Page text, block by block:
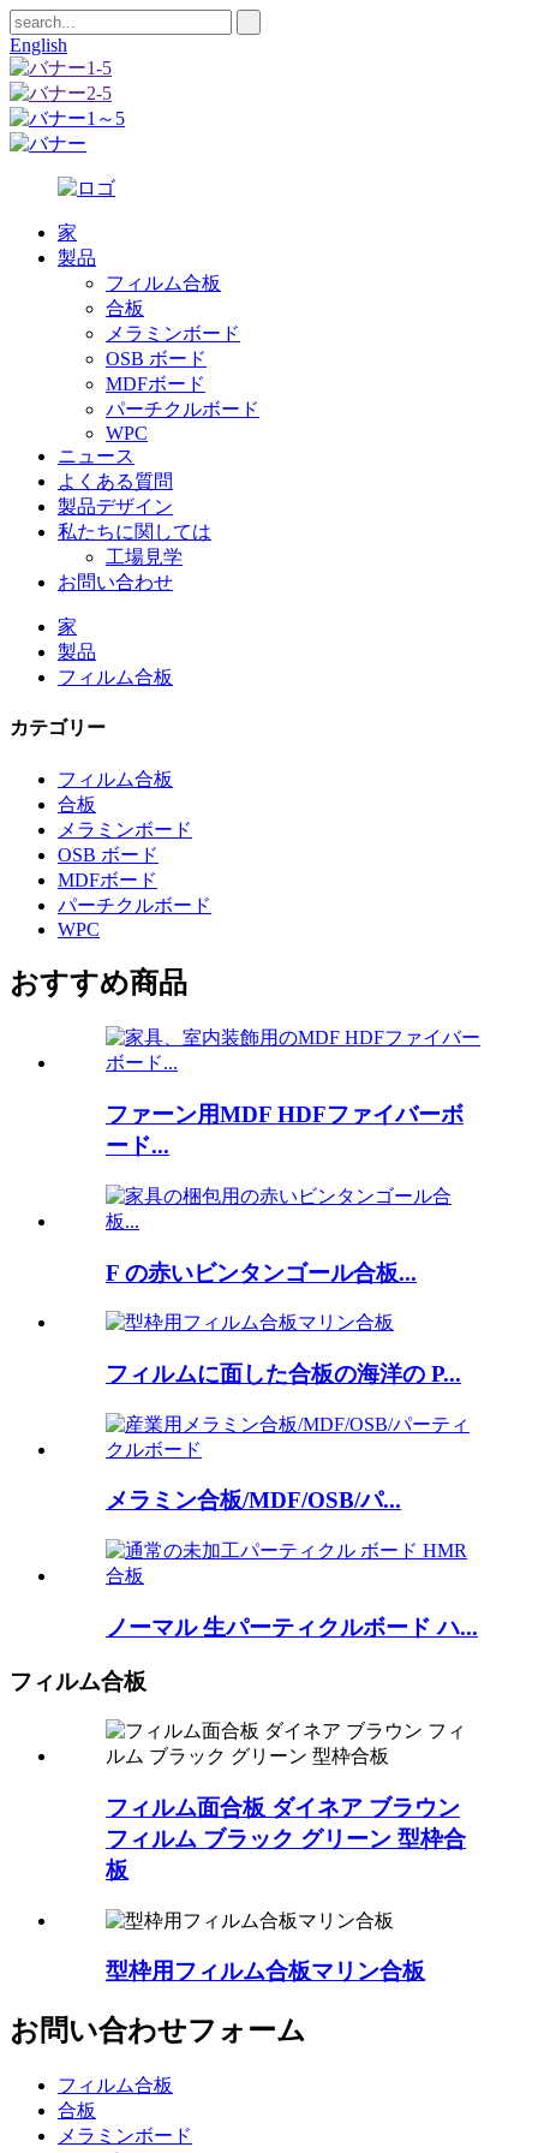
English
家
製品
フィルム合板
合板
メラミンボード
OSB ボード
MDFボード
パーチクルボード
WPC
ニュース
よくある質問
製品デザイン
私たちに関しては
工場見学
お問い合わせ
家
製品
フィルム合板
カテゴリー
フィルム合板
合板
メラミンボード
OSB ボード
MDFボード
パーチクルボード
WPC
おすすめ商品
ファーン用MDF HDFファイバーボ
ード...
F の赤いビンタンゴール合板...
フィルムに面した合板の海洋の P...
メラミン合板/MDF/OSB/パ...
ノーマル 生パーティクルボード ハ...
フィルム合板
フィルム面合板 ダイネア ブラウン
フィルム ブラック グリーン 型枠合
板
型枠用フィルム合板マリン合板
お問い合わせフォーム
フィルム合板
合板
メラミンボード